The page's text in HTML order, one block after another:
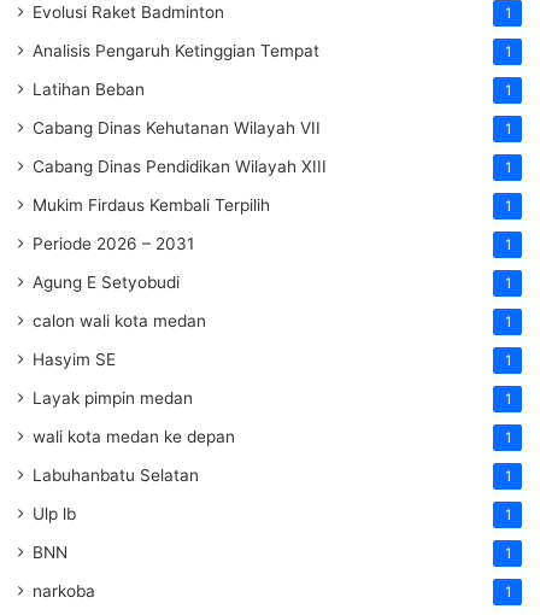
Evolusi Raket Badminton 1
Analisis Pengaruh Ketinggian Tempat 1
Latihan Beban 1
Cabang Dinas Kehutanan Wilayah VII 1
Cabang Dinas Pendidikan Wilayah XIII 1
Mukim Firdaus Kembali Terpilih 1
Periode 2026 – 2031 1
Agung E Setyobudi 1
calon wali kota medan 1
Hasyim SE 1
Layak pimpin medan 1
wali kota medan ke depan 1
Labuhanbatu Selatan 1
Ulp lb 1
BNN 1
narkoba 1